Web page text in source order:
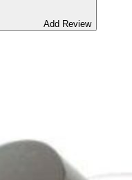
Add Review